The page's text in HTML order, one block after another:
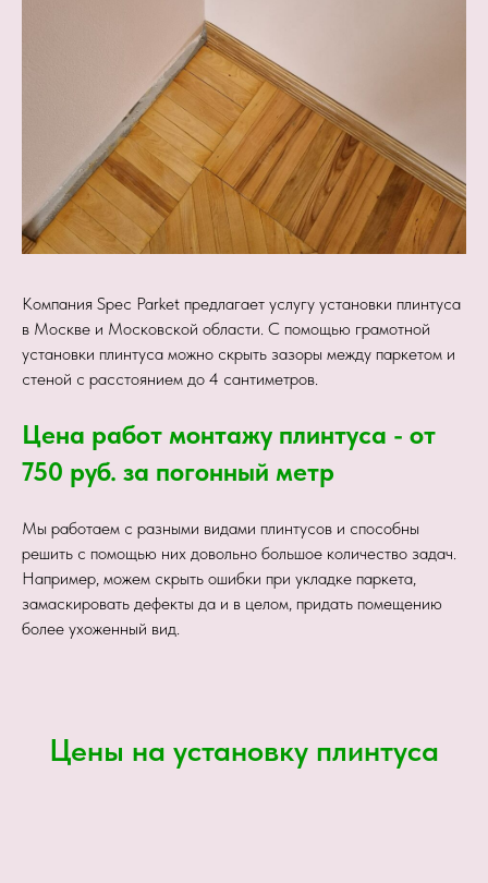
Компания Spec Parket предлагает услугу установки плинтуса
в Москве и Московской области. С помощью грамотной
установки плинтуса можно скрыть зазоры между паркетом и
стеной с расстоянием до 4 сантиметров.
Цена работ монтажу плинтуса - от
750 руб. за погонный метр
Мы работаем с разными видами плинтусов и способны
решить с помощью них довольно большое количество задач.
Например, можем скрыть ошибки при укладке паркета,
замаскировать дефекты да и в целом, придать помещению
более ухоженный вид.
Цены на установку плинтуса